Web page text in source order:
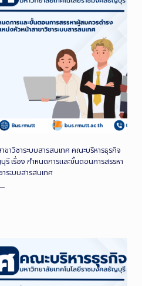
าวิชาระบบสารสนเทศ คณะบริหารธุรกิจ
เรื่อง กำหนดการและขั้นตอนการสรรหา
ระบบสารสนเทศ